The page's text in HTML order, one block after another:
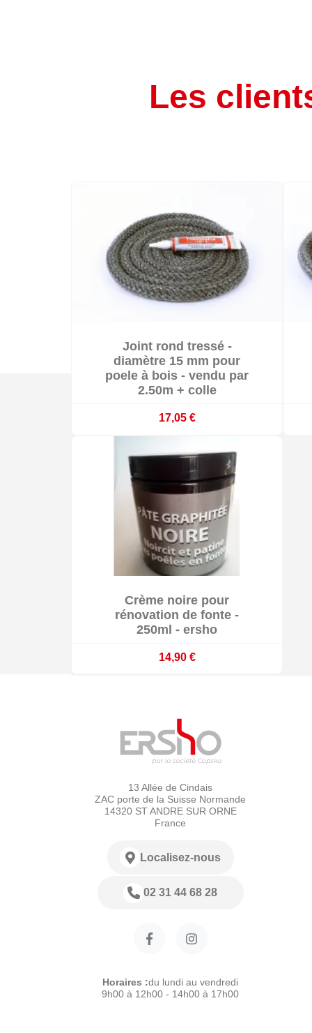
Les
En stock
Joint rond tressé -
diamètre 15 mm pour
poele à bois - vendu par
2.50m + colle
17,05 €
 En stock
Crème noire pour
rénovation de fonte -
250ml - ersho
14,90 €
13 Allée de Cindais
ZAC porte de la Suisse Normande
14320 ST ANDRE SUR ORNE
France
Localisez-nous
02 31 44 68 28
Horaires :du lundi au vendredi
9h00 à 12h00 - 14h00 à 17h00